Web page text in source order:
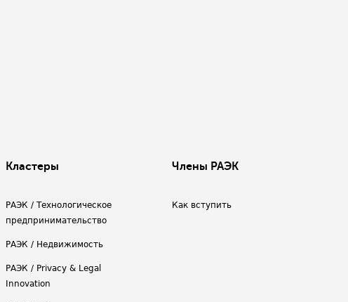
Кластеры
РАЭК / Технологическое
предпринимательство
РАЭК / Недвижимость
РАЭК / Privacy & Legal
Innovation
Члены РАЭК
Как вступить